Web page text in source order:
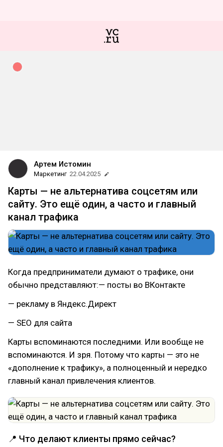
Артем Истомин
Маркетинг 22.04.2025
Карты — не альтернатива соцсетям или
сайту. Это ещё один, а часто и главный
канал трафика
Когда предприниматели думают о трафике, они
обычно представляют:— посты во ВКонтакте
— рекламу в Яндекс.Директ
— SEO для сайта
Карты вспоминаются последними. Или вообще не
вспоминаются. И зря. Потому что карты — это не
«дополнение к трафику», а полноценный и нередко
главный канал привлечения клиентов.
📍 Что делают клиенты прямо сейчас?